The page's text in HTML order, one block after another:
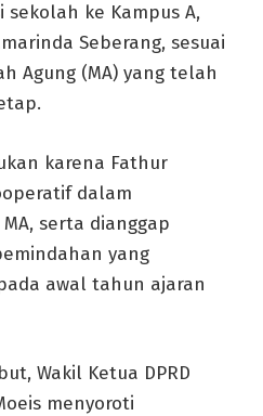
ke Kampus A,
Seberang, sesuai
Agung (MA) yang telah
karena Fathur
dalam
serta dianggap
yang
awal tahun ajaran
Wakil Ketua DPRD
menyoroti